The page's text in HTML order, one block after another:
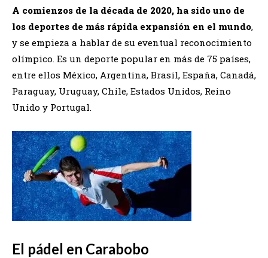
A comienzos de la década de 2020, ha sido uno de
los deportes de más rápida expansión en el mundo,
y se empieza a hablar de su eventual reconocimiento
olímpico. Es un deporte popular en más de 75 países,
entre ellos México, Argentina, Brasil, España, Canadá,
Paraguay, Uruguay, Chile, Estados Unidos, Reino
Unido y Portugal.
El pádel en Carabobo